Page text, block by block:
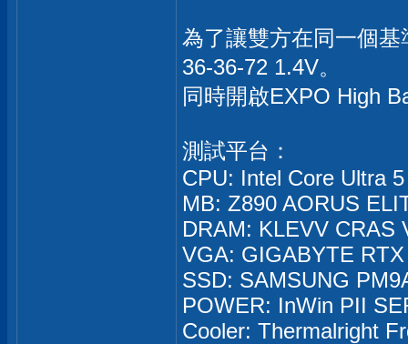
為了讓雙方在同一個
36-36-72 1.4V。
同時開啟EXPO High
測試平台：
CPU: Intel Core Ultra
MB: Z890 AORUS
DRAM: KLEVV CRAS
VGA: GIGABYTE
SSD: SAMSUNG
POWER: InWin PII
Cooler: Thermalright